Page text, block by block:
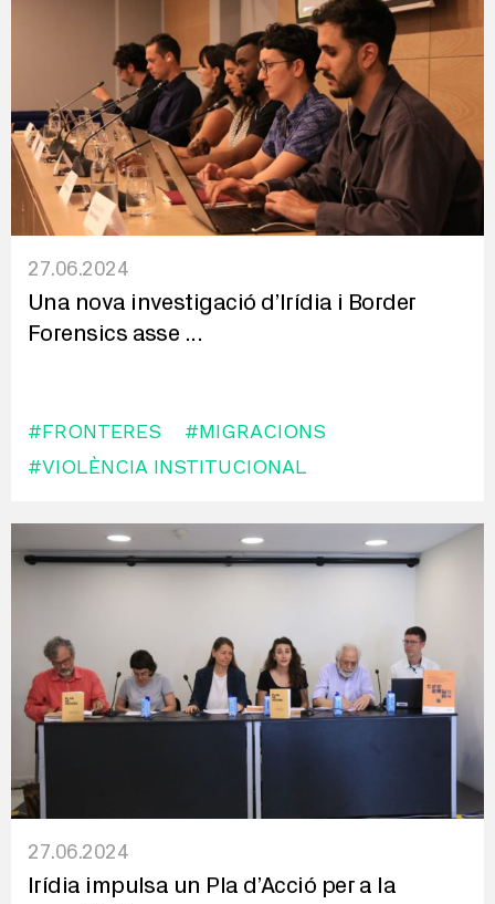
27.06.2024
Una nova investigació d’Irídia i Border
Forensics asse ...
#FRONTERES
#MIGRACIONS
#VIOLÈNCIA INSTITUCIONAL
27.06.2024
Irídia impulsa un Pla d’Acció per a la